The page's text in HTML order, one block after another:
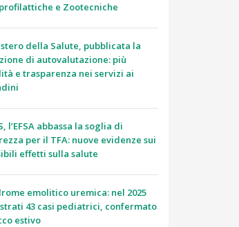
e Zootecniche
della Salute, pubblicata la
di autovalutazione: più
e trasparenza nei servizi ai
l’EFSA abbassa la soglia di
per il TFA: nuove evidenze sui
effetti sulla salute
emolitico uremica: nel 2025
43 casi pediatrici, confermato
estivo